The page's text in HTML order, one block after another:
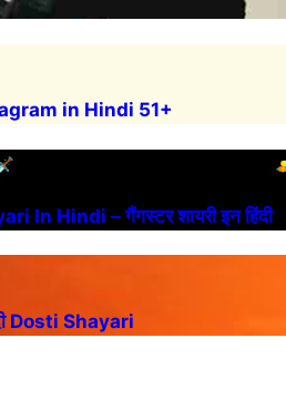
in Hindi 51+
In Hindi – गैंगस्टर शायरी इन हिंदी
Dosti Shayari